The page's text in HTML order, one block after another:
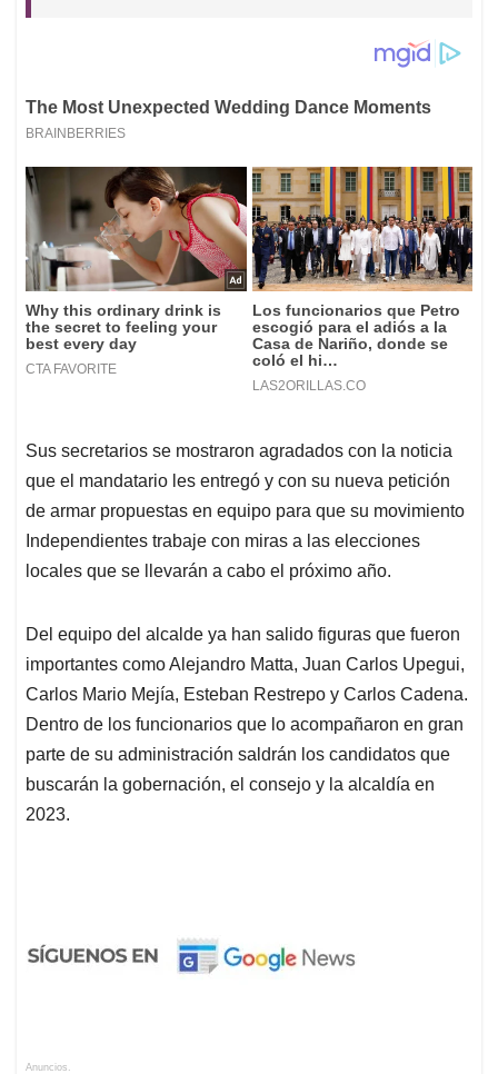
Sus secretarios se mostraron agradados con la noticia
que el mandatario les entregó y con su nueva petición
de armar propuestas en equipo para que su movimiento
Independientes trabaje con miras a las elecciones
locales que se llevarán a cabo el próximo año.
Del equipo del alcalde ya han salido figuras que fueron
importantes como Alejandro Matta, Juan Carlos Upegui,
Carlos Mario Mejía, Esteban Restrepo y Carlos Cadena.
Dentro de los funcionarios que lo acompañaron en gran
parte de su administración saldrán los candidatos que
buscarán la gobernación, el consejo y la alcaldía en
2023.
Anuncios.